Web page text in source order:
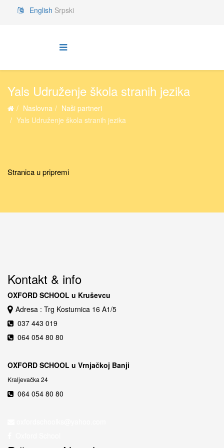
English Srpski
Yals Udruženje škola stranih jezika
Naslovna
Naši partneri
Yals Udruženje škola stranih jezika
Stranica u pripremi
Kontakt & info
OXFORD SCHOOL u Kruševcu
Adresa : Trg Kosturnica 16 A1/5
037 443 019
064 054 80 80
OXFORD SCHOOL u Vrnjačkoj Banji
Kraljevačka 24
064 054 80 80